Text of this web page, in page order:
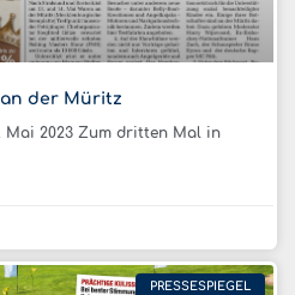
der Müritz
Mai 2023 Zum dritten Mal in
PRESSESPIEGEL